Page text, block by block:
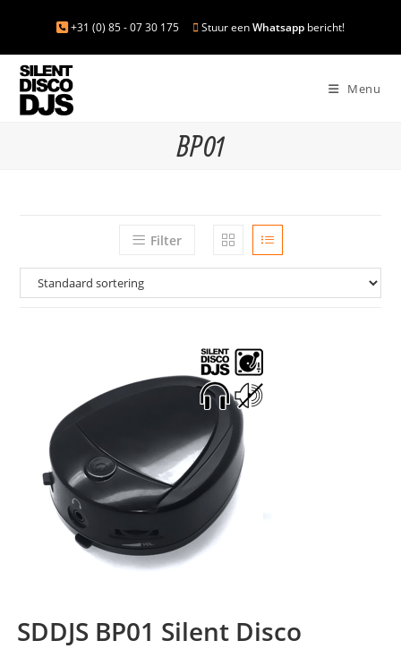
+31 (0) 85 - 07 30 175 Stuur eenWhatsapp bericht!
Menu
BP01
Filter
SDDJS BP01 Silent Disco